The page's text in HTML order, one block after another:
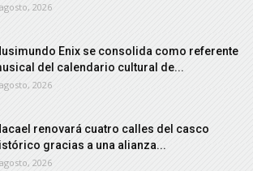
2026
Enix se consolida como referente
del calendario cultural de...
2026
renovará cuatro calles del casco
gracias a una alianza...
2026